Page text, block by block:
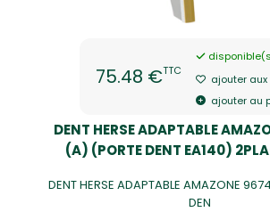
75.48 €TTC
ajouter
ajouter au
DENT HERSE ADAPTABLE
(A) (PORTE DENT EA140)
DENT HERSE ADAPTABLE AMAZONE
DEN